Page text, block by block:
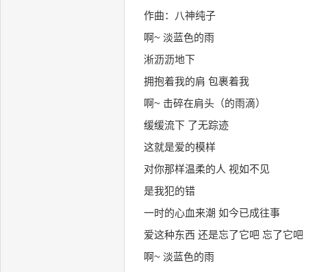
作曲：八神纯子
啊~ 淡蓝色的雨
淅沥沥地下
拥抱着我的肩 包裹着我
啊~ 击碎在肩头（的雨滴）
缓缓流下 了无踪迹
这就是爱的模样
对你那样温柔的人 视如不见
是我犯的错
一时的心血来潮 如今已成往事
爱这种东西 还是忘了它吧 忘了它吧
啊~ 淡蓝色的雨